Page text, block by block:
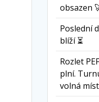
obsazen
Poslední
blíží ⏳
Rozlet
plní.
volná